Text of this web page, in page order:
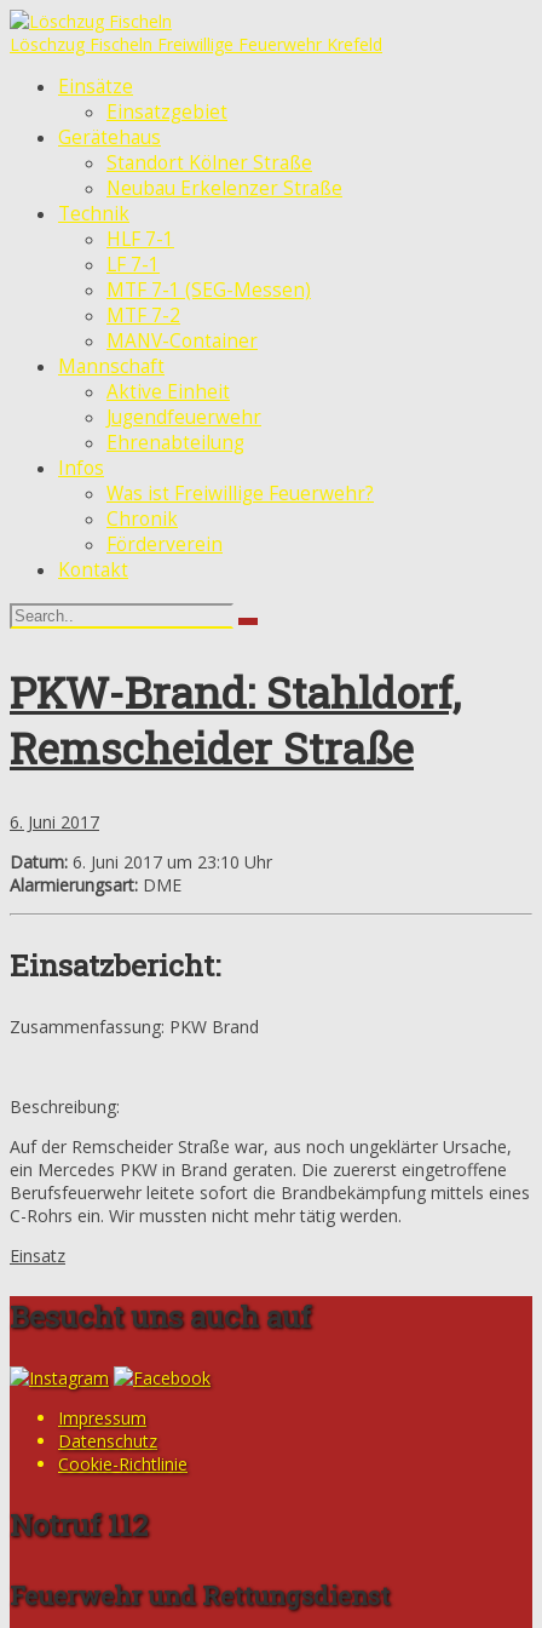
Löschzug Fischeln Freiwillige Feuerwehr Krefeld
Einsätze
Einsatzgebiet
Gerätehaus
Standort Kölner Straße
Neubau Erkelenzer Straße
Technik
HLF 7-1
LF 7-1
MTF 7-1 (SEG-Messen)
MTF 7-2
MANV-Container
Mannschaft
Aktive Einheit
Jugendfeuerwehr
Ehrenabteilung
Infos
Was ist Freiwillige Feuerwehr?
Chronik
Förderverein
Kontakt
PKW-Brand: Stahldorf,
Remscheider Straße
6. Juni 2017
Datum: 6. Juni 2017 um 23:10 Uhr
Alarmierungsart: DME
Einsatzbericht:
Zusammenfassung: PKW Brand
Beschreibung:
Auf der Remscheider Straße war, aus noch ungeklärter Ursache,
ein Mercedes PKW in Brand geraten. Die zuererst eingetroffene
Berufsfeuerwehr leitete sofort die Brandbekämpfung mittels eines
C-Rohrs ein. Wir mussten nicht mehr tätig werden.
Einsatz
Besucht uns auch auf
Impressum
Datenschutz
Cookie-Richtlinie
Notruf 112
Feuerwehr und Rettungsdienst